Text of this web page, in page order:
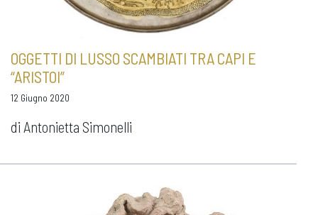
OGGETTI DI LUSSO SCAMBIATI TRA CAPI E
“ARISTOI”
12 Giugno 2020
di Antonietta Simonelli